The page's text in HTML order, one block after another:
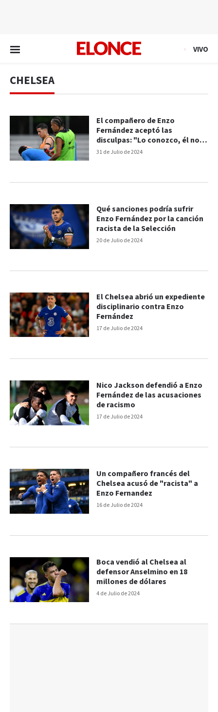
VIVO
CHELSEA
31 de Julio de 2024
El compañero de Enzo
Fernández aceptó las
disculpas: "Lo conozco, él no
es racista"
20 de Julio de 2024
Qué sanciones podría sufrir
Enzo Fernández por la canción
racista de la Selección
17 de Julio de 2024
El Chelsea abrió un expediente
disciplinario contra Enzo
Fernández
17 de Julio de 2024
Nico Jackson defendió a Enzo
Fernández de las acusaciones
de racismo
16 de Julio de 2024
Un compañero francés del
Chelsea acusó de "racista" a
Enzo Fernandez
4 de Julio de 2024
Boca vendió al Chelsea al
defensor Anselmino en 18
millones de dólares